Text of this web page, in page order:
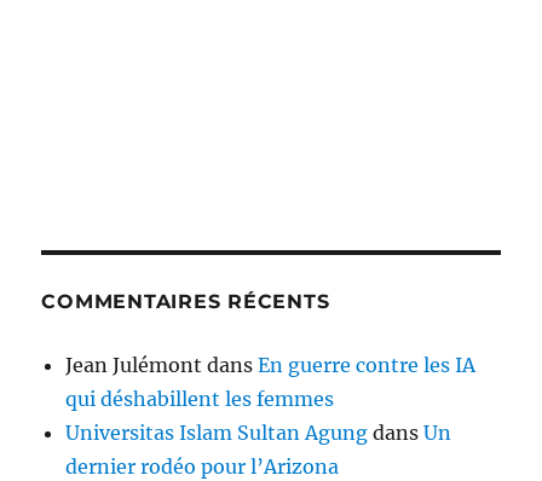
COMMENTAIRES RÉCENTS
Jean Julémont dansEn guerre contre les IA
qui déshabillent les femmes
Universitas Islam Sultan Agung dansUn
dernier rodéo pour l’Arizona